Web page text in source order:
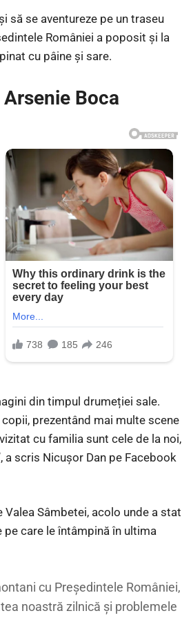
să se aventureze pe un traseu
României a poposit și la
cu pâine și sare.
Boca
din timpul drumeției sale.
prezentând mai multe scene
cu familia sunt cele de la noi,
a scris Nicușor Dan pe Facebook
Sâmbetei, acolo unde a stat
care le întâmpină în ultima
cu Preşedintele României,
noastră zilnică și problemele